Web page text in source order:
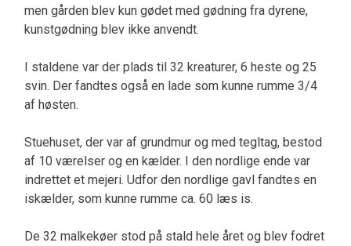
men gården blev kun gødet med gødning fra dyrene,
kunstgødning blev ikke anvendt.
I staldene var der plads til 32 kreaturer, 6 heste og 25
svin. Der fandtes også en lade som kunne rumme 3/4
af høsten.
Stuehuset, der var af grundmur og med tegltag, bestod
af 10 værelser og en kælder. I den nordlige ende var
indrettet et mejeri. Udfor den nordlige gavl fandtes en
iskælder, som kunne rumme ca. 60 læs is.
De 32 malkekøer stod på stald hele året og blev fodret